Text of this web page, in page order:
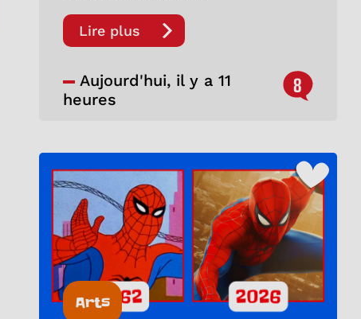
Lire plus
Aujourd'hui, il y a 11
heures
8
Arts